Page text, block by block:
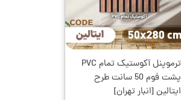
ترموپنل آکوستیک تمام PVC
پشت فوم 50 سانت طرح
ایتالین [انبار تهران]